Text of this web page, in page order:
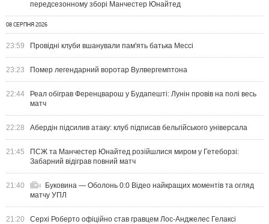
передсезонному зборі Манчестер Юнайтед
08 СЕРПНЯ 2026
23:59 Провідні клуби вшанували пам'ять батька Мессі
23:23 Помер легендарний воротар Вулвергемптона
22:44
Реал обіграв Ференцварош у Будапешті: Лунін провів на полі весь
матч
22:28 Абердін підсилив атаку: клуб підписав бельгійського універсала
21:45
ПСЖ та Манчестер Юнайтед розійшлися миром у Гетеборзі:
Забарний відіграв повний матч
21:40
Буковина — Оболонь 0:0 Відео найкращих моментів та огляд
матчу УПЛ
21:20 Серхі Роберто офіційно став гравцем Лос-Анджелес Гелаксі